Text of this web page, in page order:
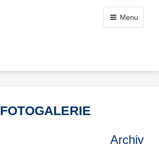
Menu
FOTOGALERIE
Archiv